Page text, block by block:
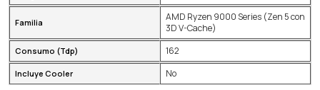
Familia
AMD Ryzen 9000 Series (Zen 5 con
3D V-Cache)
Consumo (Tdp) 162
Incluye Cooler No